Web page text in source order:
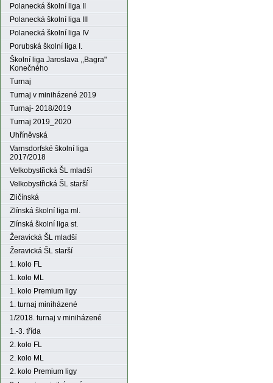
Polanecká školní liga II
Polanecká školní liga III
Polanecká školní liga IV
Porubská školní liga I.
Školní liga Jaroslava ,,Bagra"
Konečného
Turnaj
Turnaj v miniházené 2019
Turnaj- 2018/2019
Turnaj 2019_2020
Uhříněvská
Varnsdorfské školní liga
2017/2018
Velkobystřická ŠL mladší
Velkobystřická ŠL starší
Zličínská
Zlínská školní liga ml.
Zlínská školní liga st.
Žeravická ŠL mladší
Žeravická ŠL starší
1. kolo FL
1. kolo ML
1. kolo Premium ligy
1. turnaj miniházené
1/2018. turnaj v miniházené
1.-3. třída
2. kolo FL
2. kolo ML
2. kolo Premium ligy